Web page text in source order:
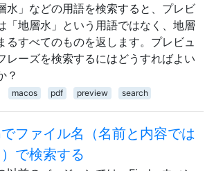
水」などの用語を検索すると、プレビ
「地層水」という用語ではなく、地層
るすべてのものを返します。プレビュ
レーズを検索するにはどうすればよい
？
macos pdf preview search
ファイル名（名前と内容では
で検索する